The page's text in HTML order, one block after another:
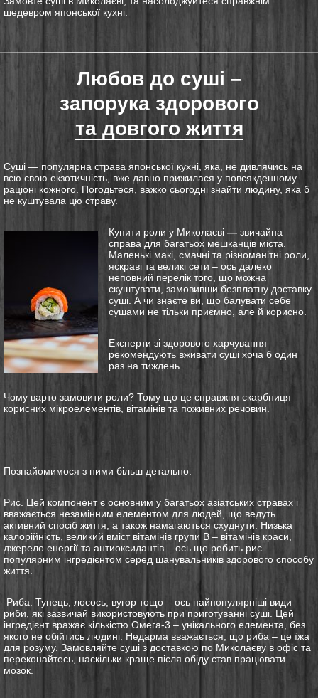
шедевром японської кухні.
Любов до суші –
запорука здорового
та довгого життя
Суші — популярна страва японської кухні, яка, не дивлячись на
всю свою екзотичність, вже давно прижилася у повсякденному
раціоні кожного. Погодьтеся, важко сьогодні знайти людину, яка б
не куштувала цю страву.
Купити роли у Миколаєві — звичайна
справа для багатьох мешканців міста.
Маленькі макі, смачні та різноманітні роли,
яскраві та великі сети – ось далеко
неповний перелік того, що можна
скуштувати, замовивши безплатну доставку
суші. А чи знаєте ви, що балувати себе
сушами не тільки приємно, але й корисно.
Експерти зі здорового харчування
рекомендують вживати суші хоча б один
раз на тиждень.
Чому варто замовити роли? Тому що це справжня скарбниця
корисних мікроелементів, вітамінів та поживних речовин.
Познайомимося з ними більш детально:
Рис. Цей компонент є основним у багатьох азіатських стравах і
вважається незамінним елементом для людей, що ведуть
активний спосіб життя, а також намагаються схуднути. Низька
калорійність, великий вміст вітамінів групи B – вітамінів краси,
джерело енергії та антиоксидантів – ось що робить рис
популярним інгредієнтом серед шанувальників здорового способу
життя.
Риба. Тунець, лосось, вугор тощо – ось найпопулярніші види
риби, які зазвичай використовують при приготуванні суші. Цей
інгредієнт вражає кількістю Омега-3 – унікального елемента, без
якого не обійтись людині. Недарма вважається, що риба – це їжа
для розуму. Замовляйте суші з доставкою по Миколаєву в офіс та
переконайтесь, наскільки краще після обіду став працювати
мозок.